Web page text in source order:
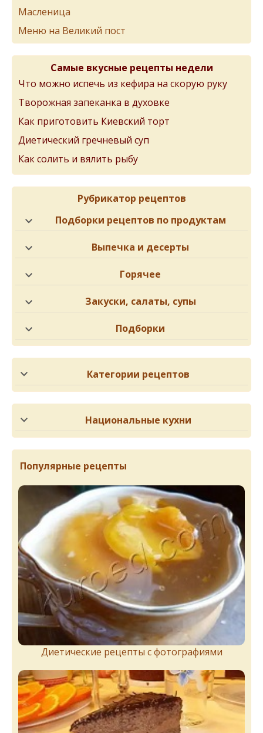
Масленица
Меню на Великий пост
Самые вкусные рецепты недели
Что можно испечь из кефира на скорую руку
Творожная запеканка в духовке
Как приготовить Киевский торт
Диетический гречневый суп
Как солить и вялить рыбу
Рубрикатор рецептов
Подборки рецептов по продуктам
Выпечка и десерты
Горячее
Закуски, салаты, супы
Подборки
Категории рецептов
Национальные кухни
Популярные рецепты
Диетические рецепты с фотографиями